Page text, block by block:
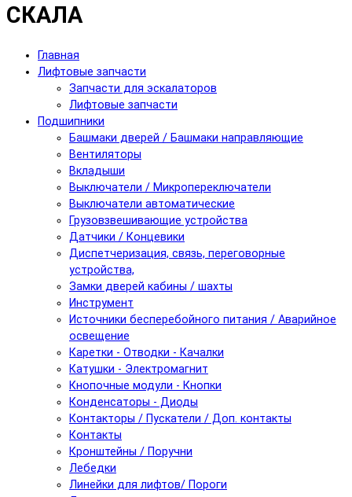
СКАЛА
Главная
Лифтовые запчасти
Запчасти для эскалаторов
Лифтовые запчасти
Подшипники
Башмаки дверей / Башмаки направляющие
Вентиляторы
Вкладыши
Выключатели / Микропереключатели
Выключатели автоматические
Грузовзвешивающие устройства
Датчики / Концевики
Диспетчеризация, связь, переговорные
устройства,
Замки дверей кабины / шахты
Инструмент
Источники бесперебойного питания / Аварийное
освещение
Каретки - Отводки - Качалки
Катушки - Электромагнит
Кнопочные модули - Кнопки
Конденсаторы - Диоды
Контакторы / Пускатели / Доп. контакты
Контакты
Кронштейны / Поручни
Лебедки
Линейки для лифтов/ Пороги